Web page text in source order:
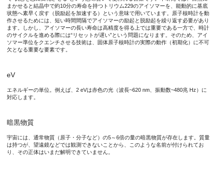
図3. 得られた測定データをもとに構築したアイソマーのクエン
本研究は、固体中における電子と原子核の相互作用を通じて核
特記事項
【論文情報】
論 文 名：X-ray-induced quenching of the 229Th clock isomer
まかせると結晶中で約10分の寿命を持つトリウム229のアイソマーを、能動的に基底
状態へ素早く戻す（脱励起を加速する）という意味で用いています。原子核時計を動
作させるためには、短い時間間隔でアイソマーの励起と脱励起を繰り返す必要があり
ます。しかし、アイソマーの長い寿命は高精度を得る上では重要である一方で、時計
のサイクルを進める際には“リセットが遅い”という問題になります。そのため、アイ
ソマー準位をクエンチさせる技術は、固体原子核時計の実際の動作（初期化）に不可
欠となる重要な要素です。
eV
エネルギーの単位。例えば、2 eVは赤色の光（波長~620 nm、振動数~480兆 Hz）に
対応します。
暗黒物質
宇宙には、通常物質（原子・分子など）の5～6倍の量の暗黒物質が存在します。質量
は持つが、望遠鏡などでは観測できないことから、このような名前が付けられてお
り、その正体はいまだ解明できていません。